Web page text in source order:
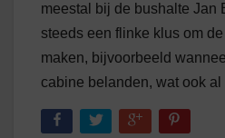
meestal bij de bushalte Jan
steeds een flinke klus om
maken, bijvoorbeeld
cabine belanden, wat ook al